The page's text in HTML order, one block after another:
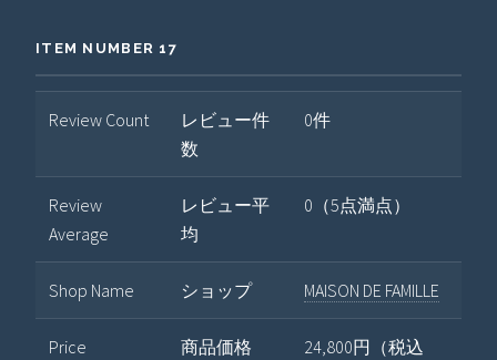
ITEM NUMBER 17
Review Count
レビュー件
数
0件
Review
Average
レビュー平
均
0（5点満点）
Shop Name ショップ MAISON DE FAMILLE
Price 商品価格
24,800円（税込